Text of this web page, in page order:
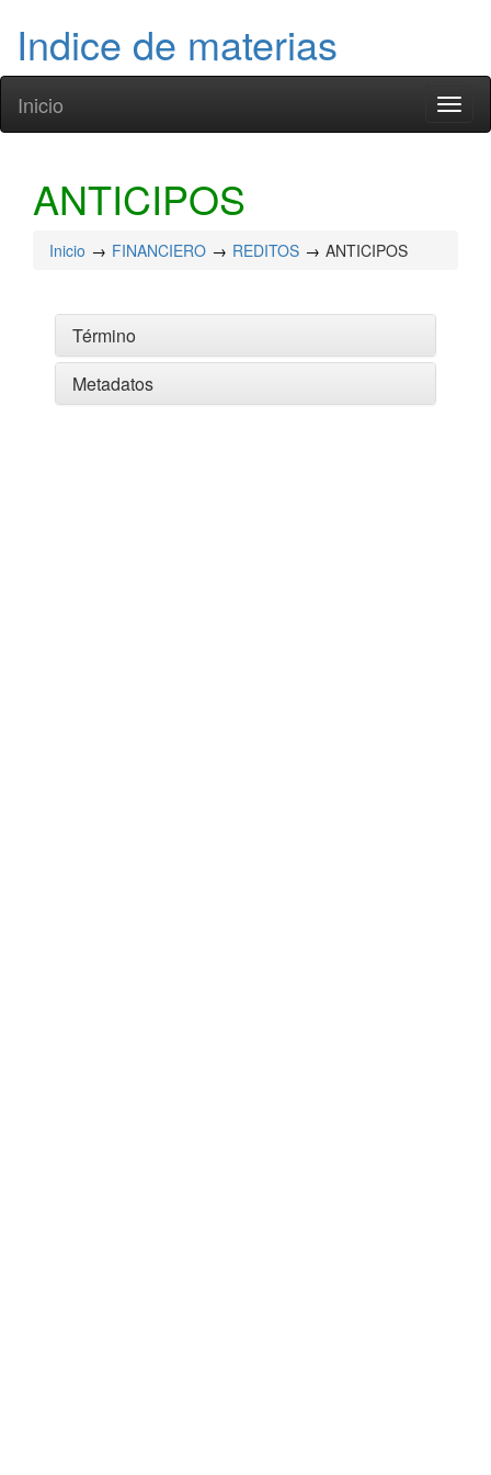
Indice de materias
Inicio
ANTICIPOS
Inicio FINANCIERO REDITOS ANTICIPOS
Término
Metadatos